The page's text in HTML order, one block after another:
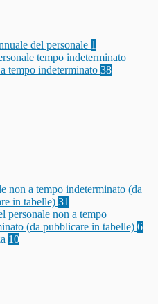
del personale 1
tempo indeterminato
tempo indeterminato 38
non a tempo indeterminato (da
in tabelle) 31
personale non a tempo
(da pubblicare in tabelle) 6
10